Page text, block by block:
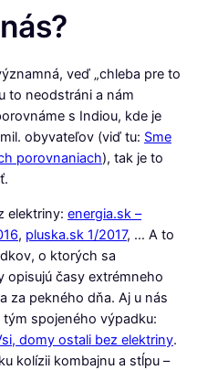
veď „chleba pre to
to neodstráni a nám
s Indiou, kde je
obyvateľov (viď tu: Sme
porovnaniach), tak je to
elektriny: energia.sk –
, pluska.sk 1/2017, … A to
o ktorých sa
opisujú časy extrémneho
za pekného dňa. Aj u nás
spojeného výpadku:
domy ostali bez elektriny.
kolízii kombajnu a stĺpu –